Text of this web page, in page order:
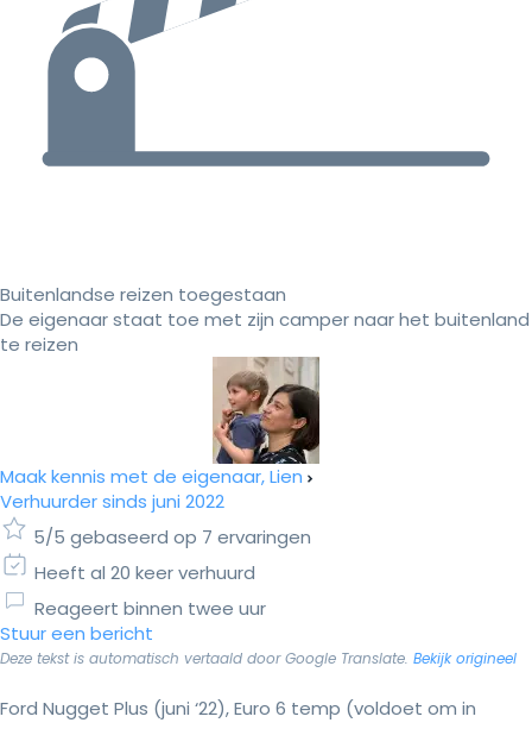
Buitenlandse reizen toegestaan
De eigenaar staat toe met zijn camper naar het buitenland
te reizen
Maak kennis met de eigenaar, Lien
Verhuurder sinds juni 2022
5/5 gebaseerd op 7 ervaringen
Heeft al 20 keer verhuurd
Reageert binnen twee uur
Stuur een bericht
Deze tekst is automatisch vertaald door Google Translate. Bekijk origineel
Ford Nugget Plus (juni ‘22), Euro 6 temp (voldoet om in